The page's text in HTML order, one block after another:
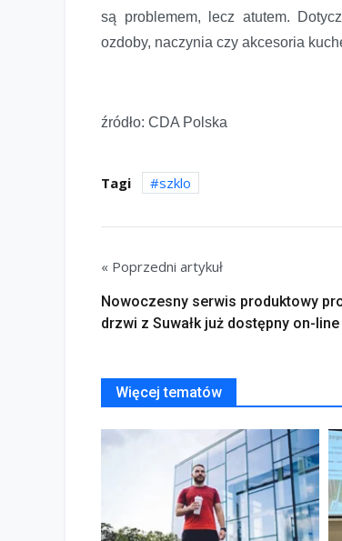
są problemem, lecz atutem.
ozdoby, naczynia czy akcesoria
źródło: CDA Polska
Tagi szklo
« Poprzedni artykuł
Nowoczesny serwis produktowy
drzwi z Suwałk już dostępny on-line
Więcej tematów